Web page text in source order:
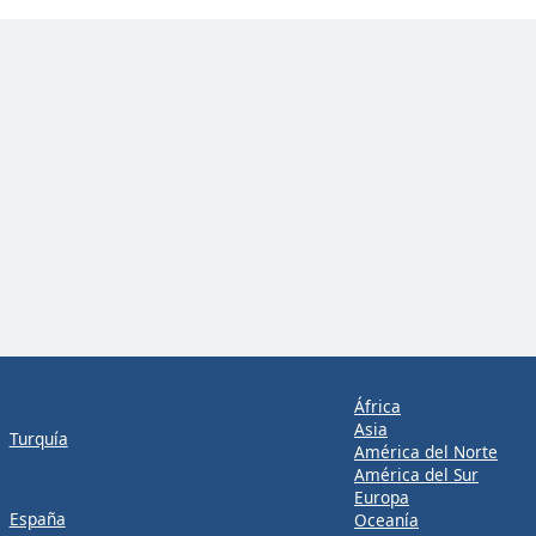
Turquía
España
África
Asia
América del Norte
América del Sur
Europa
Oceanía